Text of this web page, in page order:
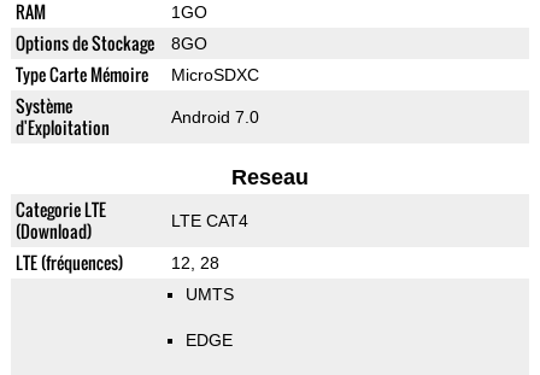
RAM 1GO
Options de Stockage 8GO
Type Carte Mémoire MicroSDXC
Système
d'Exploitation
Android 7.0
Reseau
Categorie LTE
(Download)
LTE CAT4
LTE (fréquences) 12, 28
UMTS
EDGE